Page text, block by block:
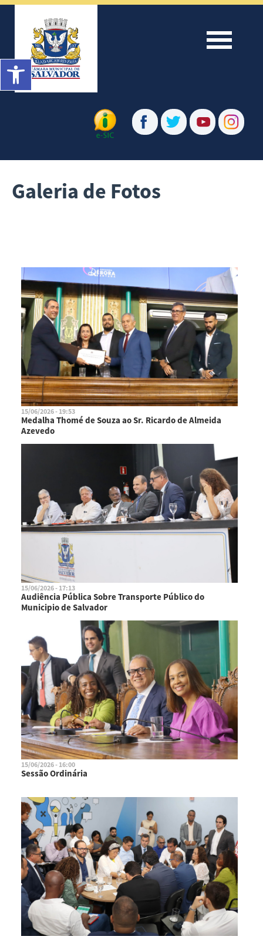
Menu
Galeria de Fotos
15/06/2026 - 19:53
Medalha Thomé de Souza ao Sr. Ricardo de Almeida
Azevedo
15/06/2026 - 17:13
Audiência Pública Sobre Transporte Público do
Municipio de Salvador
15/06/2026 - 16:00
Sessão Ordinária
Barra de Ferramentas Aberta